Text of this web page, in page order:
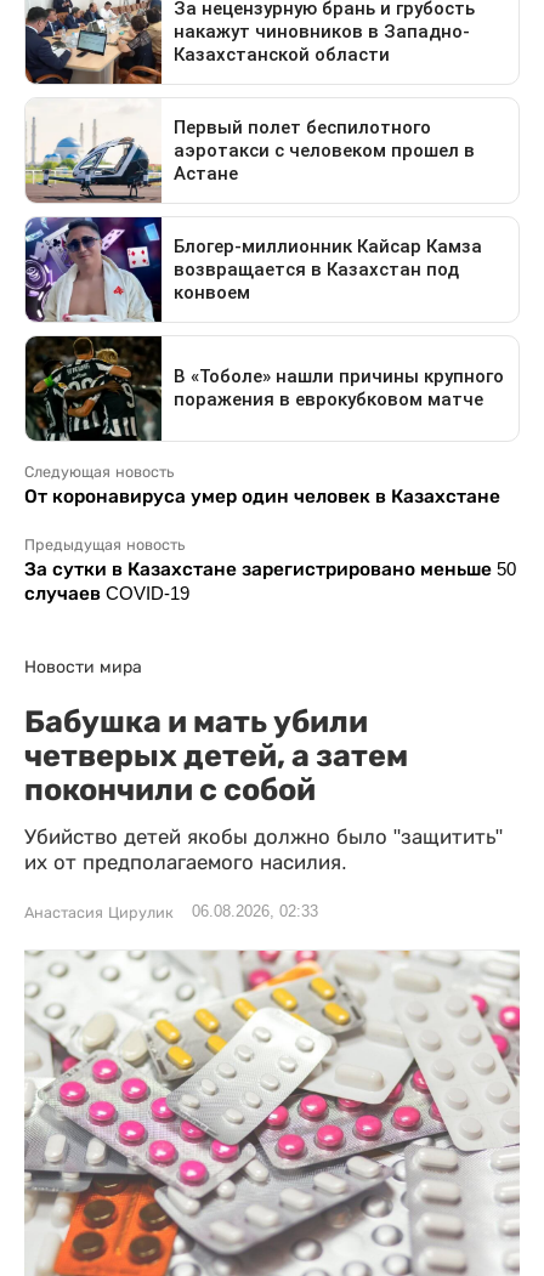
Следующая новость
От коронавируса умер один человек в Казахстане
Предыдущая новость
За сутки в Казахстане зарегистрировано меньше 50
случаев COVID-19
Новости мира
Бабушка и мать убили
четверых детей, а затем
покончили с собой
Убийство детей якобы должно было "защитить"
их от предполагаемого насилия.
Анастасия Цирулик 06.08.2026, 02:33